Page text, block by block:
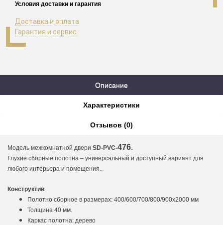
Условия доставки и гарантия
Доставка и оплата
Гарантия и сервис
Описание
Характеристики
Отзывов (0)
Модель межкомнатной двери SD-PVC-476.
Глухие сборные полотна – универсальный и доступный вариант для
любого интерьера и помещения..
Конструктив
Полотно cборное в размерах: 400/600/700/800/900х2000 мм
Толщина 40 мм.
Каркас полотна: дерево